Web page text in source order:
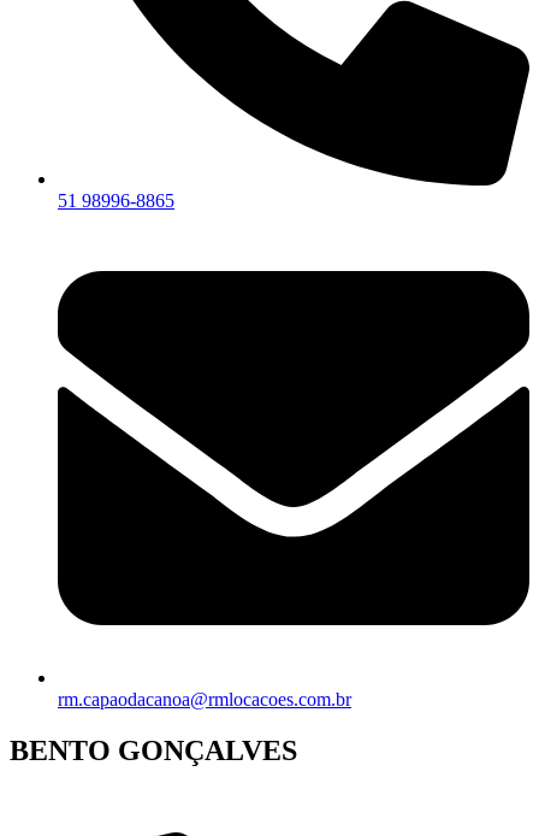
51 98996-8865
rm.capaodacanoa@rmlocacoes.com.br
BENTO GONÇALVES